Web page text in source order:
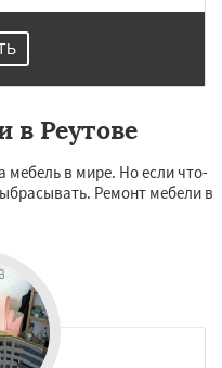
в Реутове
мебель в мире. Но если что-
Ремонт мебели в